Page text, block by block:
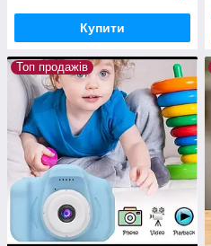
Купити
Топ продажів